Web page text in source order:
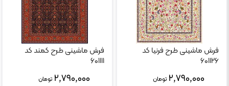
فرش ماشینی طرح فرنیا کد
۶۰۱۱۲۶
۲,۷۹۰,۰۰۰ تومان
فرش ماشینی طرح کمند کد
۶۰۱۱۱۱
۲,۷۹۰,۰۰۰ تومان